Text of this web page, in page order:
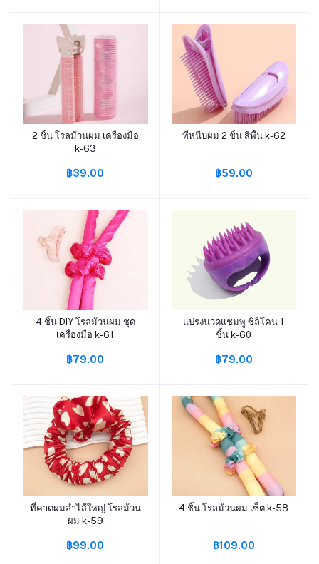
หยิบใส่ตะกร้า
2 ชิ้น โรลม้วนผม เครื่องมือ
k-63
฿39.00
หยิบใส่ตะกร้า ที่หนีบผม 2 ชิ้น สีพื้น k-62
฿59.00
หยิบใส่ตะกร้า
4 ชิ้น DIY โรลม้วนผม ชุด
เครื่องมือ k-61
฿79.00
หยิบใส่ตะกร้า
แปรงนวดแชมพู ซิลิโคน 1
ชิ้น k-60
฿79.00
หยิบใส่ตะกร้า
ที่คาดผมลำไส้ใหญ่ โรลม้วน
ผม k-59
฿99.00
หยิบใส่ตะกร้า 4 ชิ้น โรลม้วนผม เซ็ต k-58
฿109.00